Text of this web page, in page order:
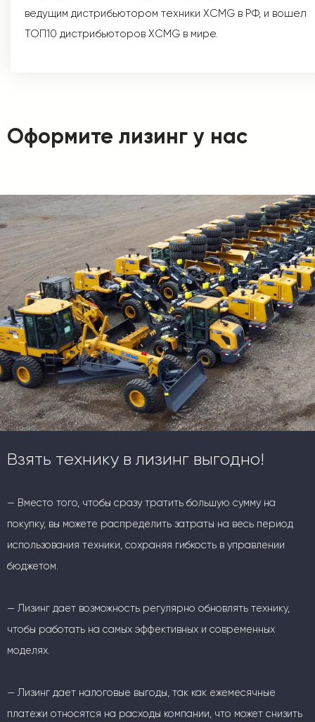
ведущим дистрибьютором техники XCMG в РФ, и вошел
ТОП10 дистрибьюторов XCMG в мире.
Оформите лизинг у нас
Взять технику в лизинг выгодно!
— Вместо того, чтобы сразу тратить большую сумму на
покупку, вы можете распределить затраты на весь период
использования техники, сохраняя гибкость в управлении
бюджетом.
— Лизинг дает возможность регулярно обновлять технику,
чтобы работать на самых эффективных и современных
моделях.
— Лизинг дает налоговые выгоды, так как ежемесячные
платежи относятся на расходы компании, что может снизить